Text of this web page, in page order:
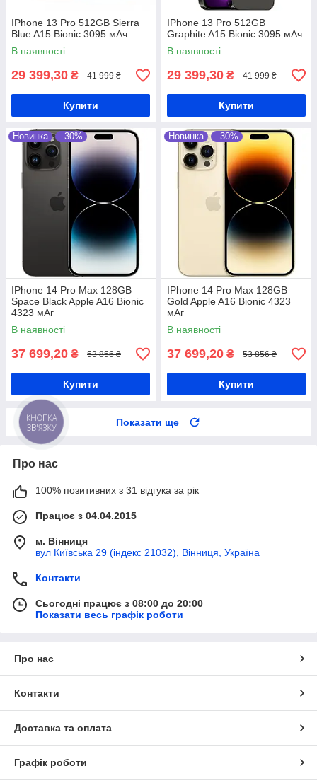
IPhone 13 Pro 512GB Sierra
Blue A15 Bionic 3095 мАч
В наявності
29 399,30 ₴ 41 999 ₴
Купити
IPhone 13 Pro 512GB
Graphite A15 Bionic 3095 мАч
В наявності
29 399,30 ₴ 41 999 ₴
Купити
Новинка –30%
IPhone 14 Pro Max 128GB
Space Black Apple A16 Bionic
4323 мАг
В наявності
37 699,20 ₴ 53 856 ₴
Купити
Новинка –30%
IPhone 14 Pro Max 128GB
Gold Apple A16 Bionic 4323
мАг
В наявності
37 699,20 ₴ 53 856 ₴
Купити
Показати ще
Про нас
100% позитивних з 31 відгука за рік
Працює з 04.04.2015
м. Вінниця
вул Київська 29 (індекс 21032), Вінниця, Україна
Контакти
Сьогодні працює з 08:00 до 20:00
Показати весь графік роботи
Про нас
Контакти
Доставка та оплата
Графік роботи
КНОПКА
ЗВ'ЯЗКУ